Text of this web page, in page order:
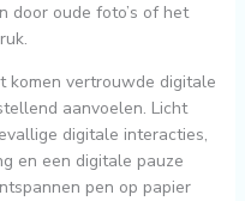
door oude foto’s of het
komen vertrouwde digitale
aanvoelen. Licht
digitale interacties,
en een digitale pauze
pen op papier